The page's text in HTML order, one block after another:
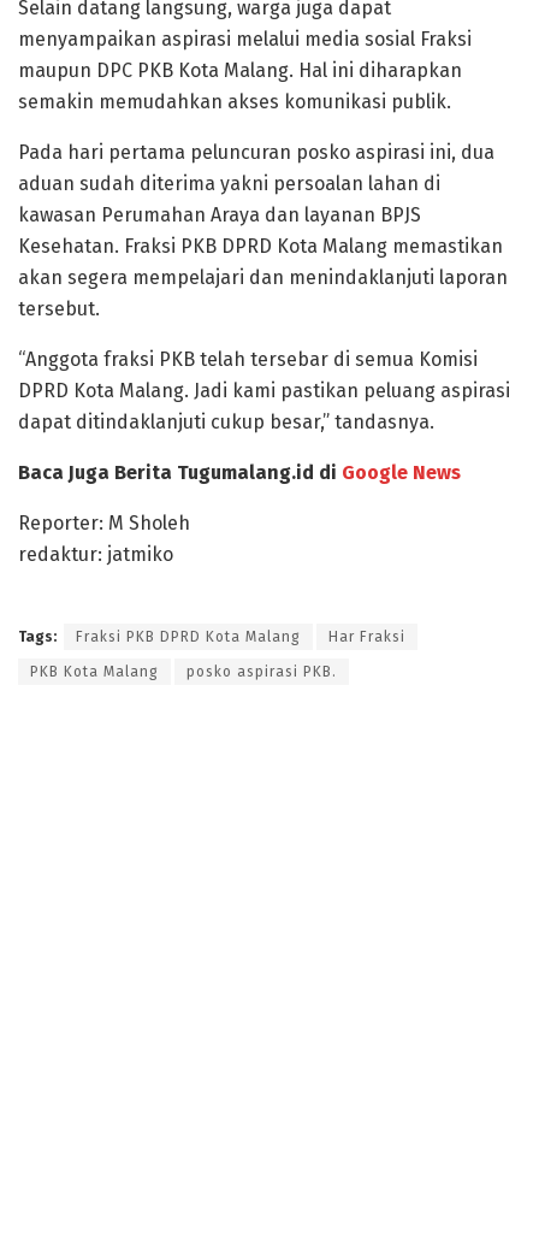
Selain datang langsung, warga juga dapat
menyampaikan aspirasi melalui media sosial Fraksi
maupun DPC PKB Kota Malang. Hal ini diharapkan
semakin memudahkan akses komunikasi publik.
Pada hari pertama peluncuran posko aspirasi ini, dua
aduan sudah diterima yakni persoalan lahan di
kawasan Perumahan Araya dan layanan BPJS
Kesehatan. Fraksi PKB DPRD Kota Malang memastikan
akan segera mempelajari dan menindaklanjuti laporan
tersebut.
“Anggota fraksi PKB telah tersebar di semua Komisi
DPRD Kota Malang. Jadi kami pastikan peluang aspirasi
dapat ditindaklanjuti cukup besar,” tandasnya.
Baca Juga Berita Tugumalang.id di Google News
Reporter: M Sholeh
redaktur: jatmiko
Tags: Fraksi PKB DPRD Kota Malang Har Fraksi
PKB Kota Malang posko aspirasi PKB.